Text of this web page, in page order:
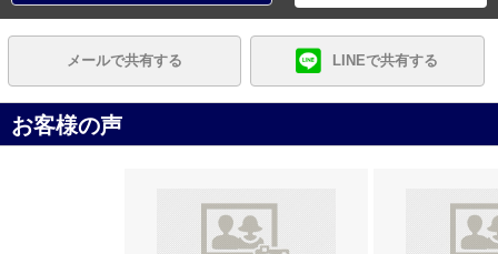
メールで共有する LINEで共有する
お客様の声